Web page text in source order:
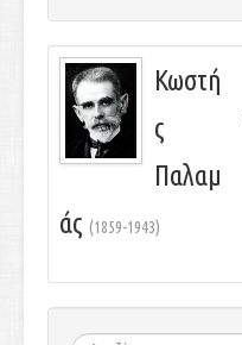
Κωστή
ς
Παλαμ
άς (1859-1943)